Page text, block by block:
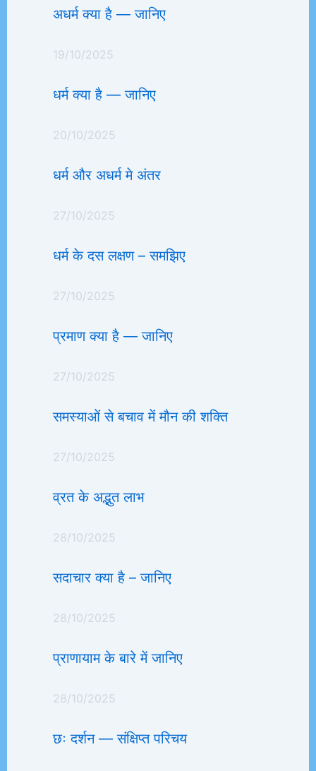
अधर्म क्या है — जानिए
19/10/2025
धर्म क्या है — जानिए
20/10/2025
धर्म और अधर्म मे अंतर
27/10/2025
धर्म के दस लक्षण – समझिए
27/10/2025
प्रमाण क्या है — जानिए
27/10/2025
समस्याओं से बचाव में मौन की शक्ति
27/10/2025
व्रत के अद्भुत लाभ
28/10/2025
सदाचार क्या है – जानिए
28/10/2025
प्राणायाम के बारे में जानिए
28/10/2025
छः दर्शन — संक्षिप्त परिचय